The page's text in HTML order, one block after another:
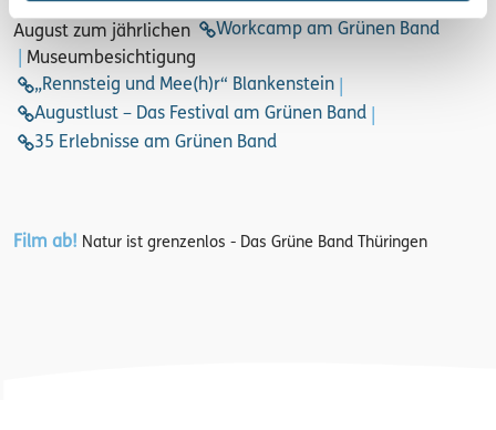
August zum jährlichen
Workcamp am Grünen Band
Museumbesichtigung
„Rennsteig und Mee(h)r“ Blankenstein
Augustlust – Das Festival am Grünen Band
35 Erlebnisse am Grünen Band
Film ab! Natur ist grenzenlos - Das Grüne Band Thüringen